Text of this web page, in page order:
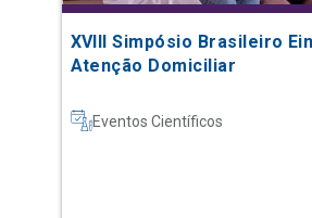
XVIII Simpósio Brasileiro
Atenção Domiciliar
Eventos Científicos